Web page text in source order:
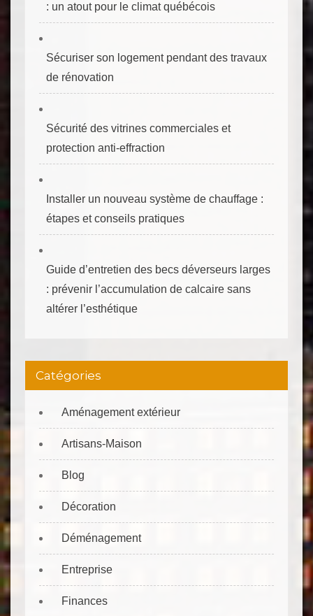
: un atout pour le climat québécois
Sécuriser son logement pendant des travaux
de rénovation
Sécurité des vitrines commerciales et
protection anti‑effraction
Installer un nouveau système de chauffage :
étapes et conseils pratiques
Guide d’entretien des becs déverseurs larges
: prévenir l’accumulation de calcaire sans
altérer l’esthétique
Catégories
Aménagement extérieur
Artisans-Maison
Blog
Décoration
Déménagement
Entreprise
Finances